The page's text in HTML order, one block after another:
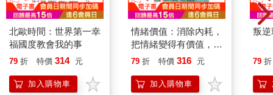
北歐時間：世界第一幸
福國度教會我的事
79 折 特價 314 元
加入購物車
情緒價值：消除內耗，
把情緒變得有價值，跟
誰都能自在相處
79 折 特價 316 元
加入購物車
叛逆
79 折